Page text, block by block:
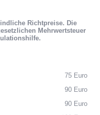
Richtpreise. Die
Mehrwertsteuer
75 Euro
90 Euro
90 Euro